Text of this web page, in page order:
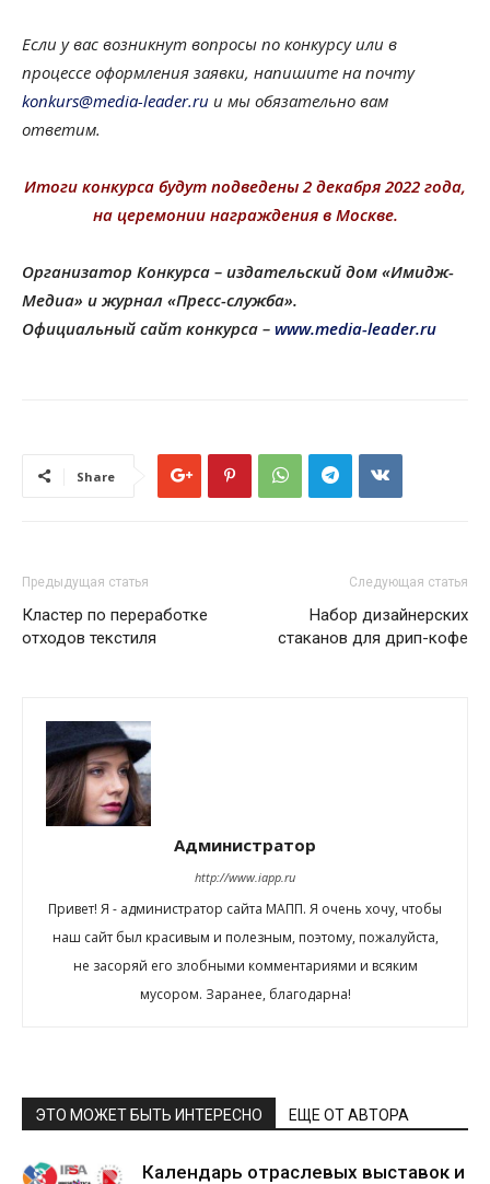
Если у вас возникнут вопросы по конкурсу или в
процессе оформления заявки, напишите на почту
konkurs@media-leader.ru и мы обязательно вам
ответим.
Итоги конкурса будут подведены 2 декабря 2022 года,
на церемонии награждения в Москве.
Организатор Конкурса – издательский дом «Имидж-
Медиа» и журнал «Пресс-служба».
Официальный сайт конкурса – www.media-leader.ru
Share
Предыдущая статья
Кластер по переработке
отходов текстиля
Следующая статья
Набор дизайнерских
стаканов для дрип-кофе
Администратор
http://www.iapp.ru
Привет! Я - администратор сайта МАПП. Я очень хочу, чтобы
наш сайт был красивым и полезным, поэтому, пожалуйста,
не засоряй его злобными комментариями и всяким
мусором. Заранее, благодарна!
ЭТО МОЖЕТ БЫТЬ ИНТЕРЕСНО ЕЩЕ ОТ АВТОРА
Календарь отраслевых выставок и